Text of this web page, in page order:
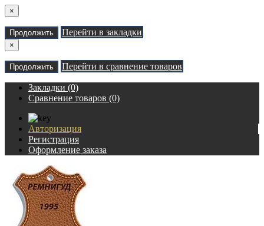
×
Продолжить Перейти в закладки
×
Продолжить Перейти в сравнение товаров
Закладки (0)
Сравнение товаров (0)
Авторизация
Регистрация
Оформление заказа